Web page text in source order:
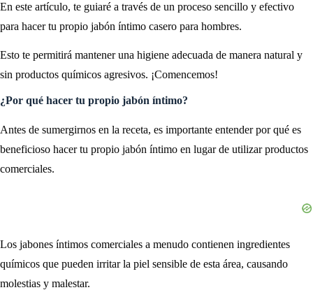
En este artículo, te guiaré a través de un proceso sencillo y efectivo
para hacer tu propio jabón íntimo casero para hombres.
Esto te permitirá mantener una higiene adecuada de manera natural y
sin productos químicos agresivos. ¡Comencemos!
¿Por qué hacer tu propio jabón íntimo?
Antes de sumergirnos en la receta, es importante entender por qué es
beneficioso hacer tu propio jabón íntimo en lugar de utilizar productos
comerciales.
Los jabones íntimos comerciales a menudo contienen ingredientes
químicos que pueden irritar la piel sensible de esta área, causando
molestias y malestar.